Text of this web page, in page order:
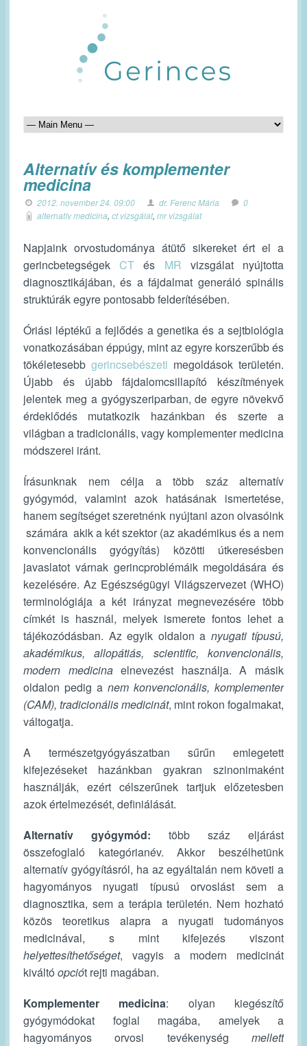
Alternatív és komplementer
medicina
2012. november 24. 09:00 dr. Ferenc Mária
0
alternatív medicina, ct vizsgálat, mr vizsgálat
Napjaink orvostudománya átütő sikereket ért el a
gerincbetegségek CT és MR vizsgálat nyújtotta
diagnosztikájában, és a fájdalmat generáló spinális
struktúrák egyre pontosabb felderítésében.
Óriási léptékű a fejlődés a genetika és a sejtbiológia
vonatkozásában éppúgy, mint az egyre korszerűbb és
tökéletesebb gerincsebészeti megoldások területén.
Újabb és újabb fájdalomcsillapító készítmények
jelentek meg a gyógyszeriparban, de egyre növekvő
érdeklődés mutatkozik hazánkban és szerte a
világban a tradicionális, vagy komplementer medicina
módszerei iránt.
Írásunknak nem célja a több száz alternatív
gyógymód, valamint azok hatásának ismertetése,
hanem segítséget szeretnénk nyújtani azon olvasóink
számára akik a két szektor (az akadémikus és a nem
konvencionális gyógyítás) közötti útkeresésben
javaslatot várnak gerincproblémáik megoldására és
kezelésére. Az Egészségügyi Világszervezet (WHO)
terminológiája a két irányzat megnevezésére több
címkét is használ, melyek ismerete fontos lehet a
tájékozódásban. Az egyik oldalon a nyugati típusú,
akadémikus, allopátiás, scientific, konvencionális,
modern medicinaelnevezést használja. A másik
oldalon pedig a nem konvencionális, komplementer
(CAM), tradicionális medicinát, mint rokon fogalmakat,
váltogatja.
A természetgyógyászatban sűrűn emlegetett
kifejezéseket hazánkban gyakran szinonimaként
használják, ezért célszerűnek tartjuk előzetesben
azok értelmezését, definiálását.
Alternatív gyógymód: több száz eljárást
összefoglaló kategórianév. Akkor beszélhetünk
alternatív gyógyításról, ha az egyáltalán nem követi a
hagyományos nyugati típusú orvoslást sem a
diagnosztika, sem a terápia területén. Nem hozható
közös teoretikus alapra a nyugati tudományos
medicinával, s mint kifejezés viszont
helyettesíthetőséget, vagyis a modern medicinát
kiváltó opciót rejti magában.
Komplementer medicina: olyan kiegészítő
gyógymódokat foglal magába, amelyek a
hagyományos orvosi tevékenység mellett